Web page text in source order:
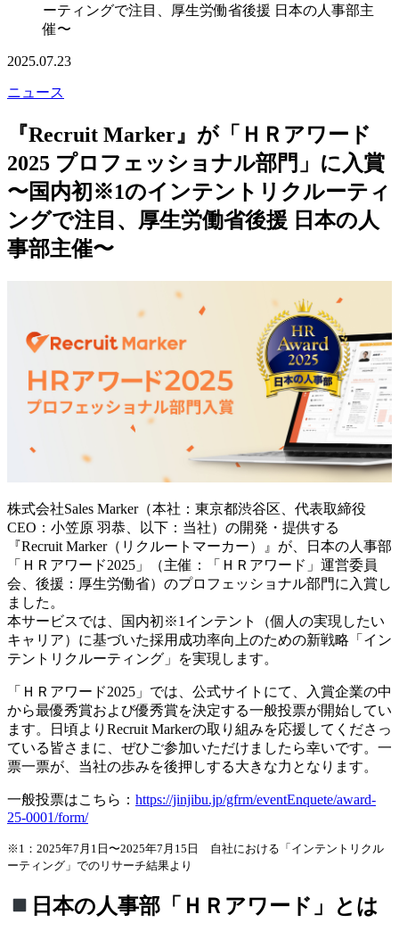
ーティングで注目、厚生労働省後援 日本の人事部主
催〜
2025.07.23
ニュース
『Recruit Marker』が「ＨＲアワード
2025 プロフェッショナル部門」に入賞
〜国内初※1のインテントリクルーティ
ングで注目、厚生労働省後援 日本の人
事部主催〜
株式会社Sales Marker（本社：東京都渋谷区、代表取締役
CEO：小笠原 羽恭、以下：当社）の開発・提供する
『Recruit Marker（リクルートマーカー）』が、日本の人事部
「ＨＲアワード2025」（主催：「ＨＲアワード」運営委員
会、後援：厚生労働省）のプロフェッショナル部門に入賞し
ました。
本サービスでは、国内初※1インテント（個人の実現したい
キャリア）に基づいた採用成功率向上のための新戦略「イン
テントリクルーティング」を実現します。
「ＨＲアワード2025」では、公式サイトにて、入賞企業の中
から最優秀賞および優秀賞を決定する一般投票が開始してい
ます。日頃よりRecruit Markerの取り組みを応援してくださっ
ている皆さまに、ぜひご参加いただけましたら幸いです。一
票一票が、当社の歩みを後押しする大きな力となります。
一般投票はこちら： https://jinjibu.jp/gfrm/eventEnquete/award-
25-0001/form/
※1：2025年7月1日〜2025年7月15日
自社における「インテントリクル
ーティング」でのリサーチ結果より
日本の人事部「ＨＲアワード」とは